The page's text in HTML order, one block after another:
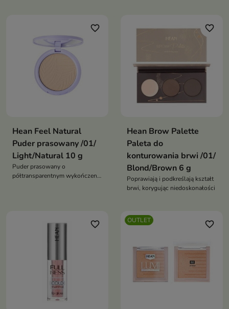
favorite_border
Hean Feel Natural
Puder prasowany /01/
Light/Natural 10 g
Puder prasowany o
półtransparentnym wykończeniu
favorite_border
Hean Brow Palette
Paleta do
konturowania brwi /01/
Blond/Brown 6 g
Poprawiają i podkreślają kształt
brwi, korygując niedoskonałości
favorite_border OUTLET favorite_border